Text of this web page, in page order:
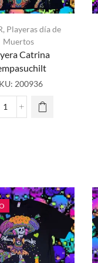
, Playeras día de
Muertos
Catrina
200936
Playera